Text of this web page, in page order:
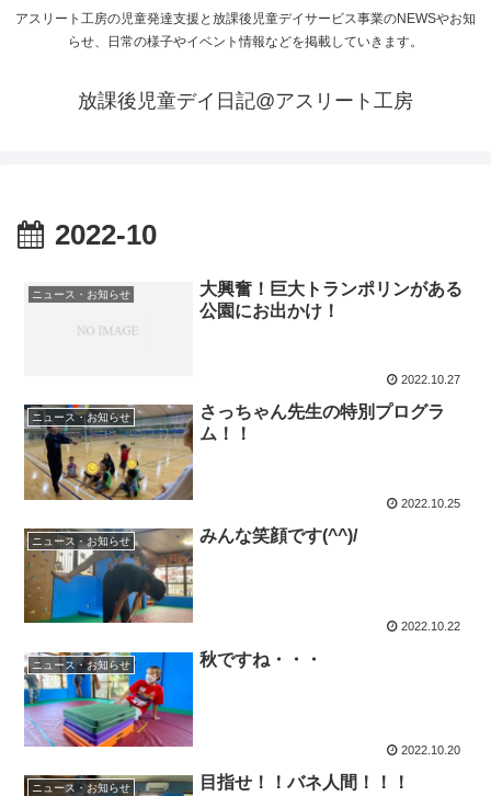
アスリート工房の児童発達支援と放課後児童デイサービス事業のNEWSやお知
らせ、日常の様子やイベント情報などを掲載していきます。
放課後児童デイ日記@アスリート工房
2022-10
ニュース・お知らせ
大興奮！巨大トランポリンがある
公園にお出かけ！
2022.10.27
ニュース・お知らせ
さっちゃん先生の特別プログラ
ム！！
2022.10.25
ニュース・お知らせ みんな笑顔です(^^)/
2022.10.22
ニュース・お知らせ 秋ですね・・・
2022.10.20
ニュース・お知らせ 目指せ！！バネ人間！！！